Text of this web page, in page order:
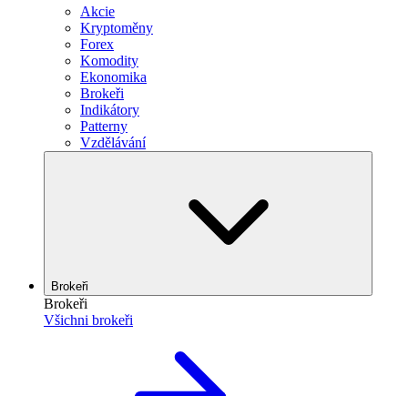
Akcie
Kryptoměny
Forex
Komodity
Ekonomika
Brokeři
Indikátory
Patterny
Vzdělávání
Brokeři
Brokeři
Všichni brokeři